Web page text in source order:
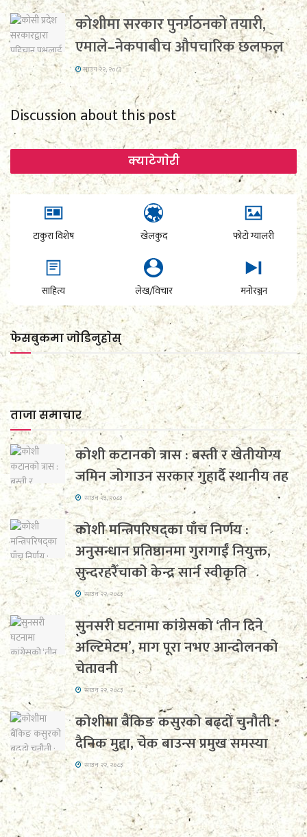
कोशीमा सरकार पुनर्गठनको तयारी,
एमाले–नेकपाबीच औपचारिक छलफल
साउन २२, २०८३
Discussion about this post
क्याटेगाेरी
टाकुरा विशेष खेलकुद फोटो ग्यालरी
साहित्य लेख/विचार मनोरञ्जन
फेसबुकमा जाेडिनुहाेस्
ताजा समाचार
कोशी कटानको त्रास : बस्ती र खेतीयोग्य
जमिन जोगाउन सरकार गुहार्दै स्थानीय तह
साउन २३, २०८३
कोशी मन्त्रिपरिषद्का पाँच निर्णय :
अनुसन्धान प्रतिष्ठानमा गुरागाईं नियुक्त,
सुन्दरहरैँचाको केन्द्र सार्न स्वीकृति
साउन २२, २०८३
सुनसरी घटनामा कांग्रेसको ‘तीन दिने
अल्टिमेटम’, माग पूरा नभए आन्दोलनको
चेतावनी
साउन २२, २०८३
कोशीमा बैंकिङ कसुरको बढ्दो चुनौती :
दैनिक मुद्दा, चेक बाउन्स प्रमुख समस्या
साउन २२, २०८३